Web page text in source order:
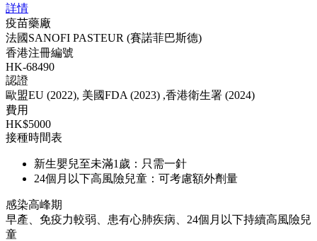
詳情
疫苗藥廠
法國SANOFI PASTEUR (賽諾菲巴斯德)
香港注冊編號
HK-68490
認證
歐盟EU (2022), 美國FDA (2023) ,香港衛生署 (2024)
費用
HK$5000
接種時間表
新生嬰兒至未滿1歲：只需一針
24個月以下高風險兒童：可考慮額外劑量
感染高峰期
早產、免疫力較弱、患有心肺疾病、24個月以下持續高風險兒
童